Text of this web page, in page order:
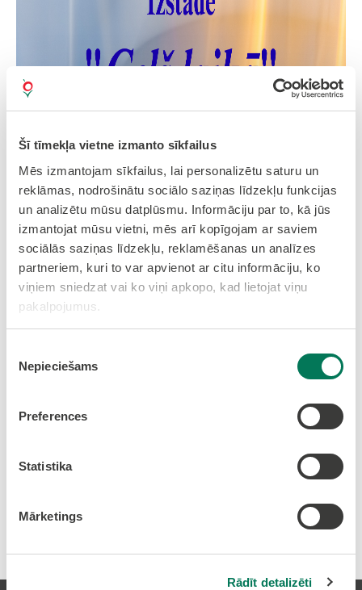
Šī tīmekļa vietne izmanto sīkfailus
Mēs izmantojam sīkfailus, lai personalizētu saturu un
reklāmas, nodrošinātu sociālo saziņas līdzekļu funkcijas
un analizētu mūsu datplūsmu. Informāciju par to, kā jūs
izmantojat mūsu vietni, mēs arī kopīgojam ar saviem
sociālās saziņas līdzekļu, reklamēšanas un analīzes
partneriem, kuri to var apvienot ar citu informāciju, ko
viņiem sniedzat vai ko viņi apkopo, kad lietojat viņu
pakalpojumus.
izvēle
Nepieciešams
Preferences
Statistika
Mārketings
Rādīt detalizēti